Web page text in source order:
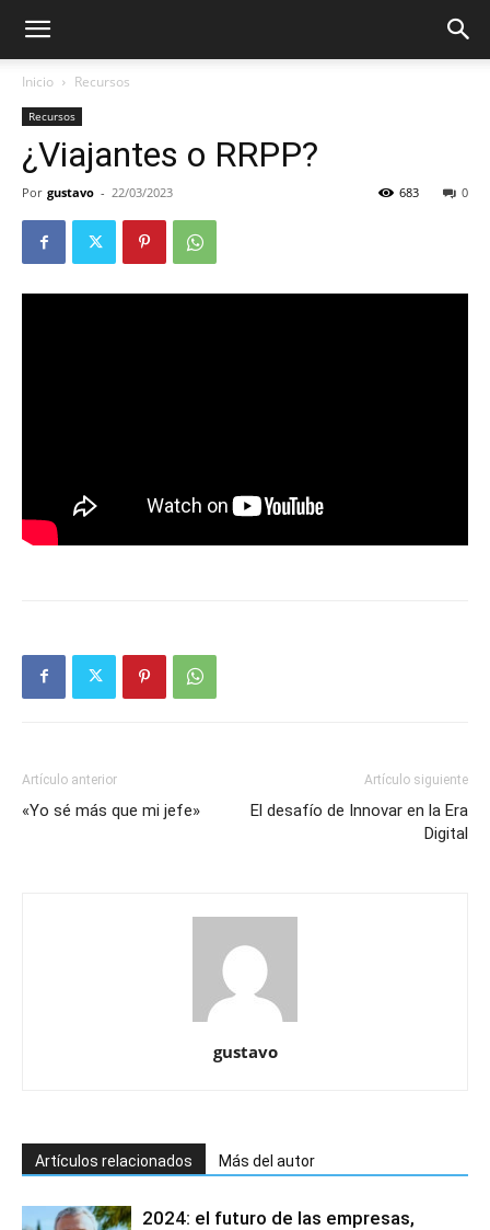
Inicio Recursos
Recursos
¿Viajantes o RRPP?
Por gustavo - 22/03/2023 0
683
Artículo anterior
«Yo sé más que mi jefe»
Artículo siguiente
El desafío de Innovar en la Era
Digital
gustavo
Artículos relacionados Más del autor
2024: el futuro de las empresas,